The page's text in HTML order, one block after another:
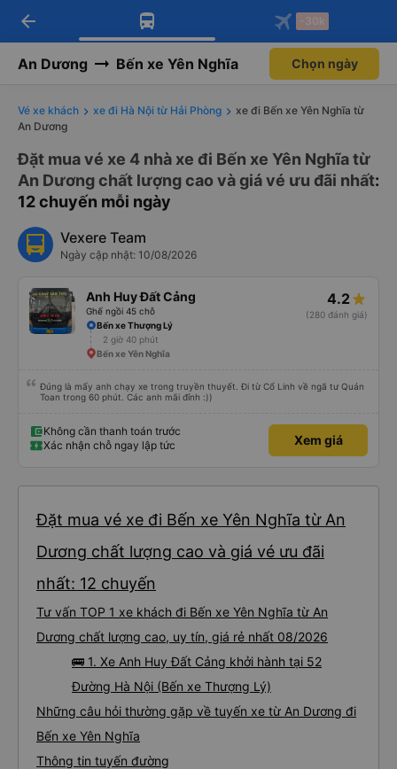
Tải app Vexere ngay!
Nhận ưu đãi thành viên độc
Mở app
Tải app Vexere
-30k/ghế khi đặt vé máy bay qua
Mở app
arrow_back -30k
An Dương Bến xe Yên Nghĩa Chọn ngày
Vé xe khách xe đi Hà Nội từ Hải Phòng
xe đi Bến xe Yên Nghĩa từ
An Dương
Đặt mua vé xe 4 nhà xe đi Bến xe Yên Nghĩa từ
An Dương chất lượng cao và giá vé ưu đãi nhất:
12 chuyến mỗi ngày
Vexere Team
Ngày cập nhật: 10/08/2026
Anh Huy Đất Cảng
Ghế ngồi 45 chỗ
4.2
(280 đánh giá)
Bến xe Thượng Lý
2 giờ 40 phút
Bến xe Yên Nghĩa
Đúng là mấy anh chạy xe trong truyền thuyết. Đi từ Cổ Linh về ngã tư Quán
Toan trong 60 phút. Các anh mãi đỉnh :))
Không cần thanh toán trước
Xác nhận chỗ ngay lập tức
Xem giá
Đặt mua vé xe đi Bến xe Yên Nghĩa từ An
Dương chất lượng cao và giá vé ưu đãi
nhất: 12 chuyến
Tư vấn TOP 1 xe khách đi Bến xe Yên Nghĩa từ An
Dương chất lượng cao, uy tín, giá rẻ nhất 08/2026
🚌 1. Xe Anh Huy Đất Cảng khởi hành tại 52
Đường Hà Nội (Bến xe Thượng Lý)
Những câu hỏi thường gặp về tuyến xe từ An Dương đi
Bến xe Yên Nghĩa
Thông tin tuyến đường